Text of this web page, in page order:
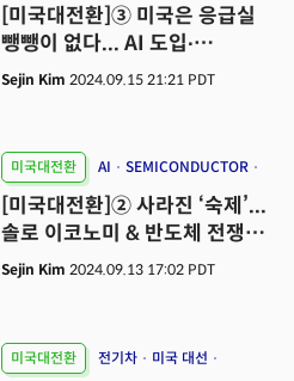
FDA
[미국대전환]③ 미국은 응급실
뺑뺑이 없다... AI 도입∙
규제해소로 푼다
Sejin Kim 2024.09.15 21:21 PDT
미국대전환 AI
SEMICONDUCTOR
F&B
[미국대전환]② 사라진 ‘숙제’...
솔로 이코노미 & 반도체 전쟁
심화
Sejin Kim 2024.09.13 17:02 PDT
미국대전환 전기차
미국 대선